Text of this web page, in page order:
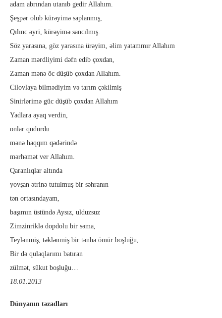
adam abrından utanıb gedir Allahım.
Şeşpər olub kürəyimə saplanmış,
Qılınc əyri, kürəyimə sancılmış.
Söz yarasına, göz yarasına ürəyim, əlim yatammır Allahım
Zaman mərdliyimi dəfn edib çoxdan,
Zaman mənə öc düşüb çoxdan Allahım.
Cilovlaya bilmədiyim və tarım çəkilmiş
Sinirlərimə güc düşüb çoxdan Allahım
Yadlara ayaq verdin,
onlar qudurdu
mənə haqqım qədərində
mərhəmət ver Allahım.
Qaranlıqlar altında
yovşan ətrinə tutulmuş bir səhranın
tən ortasındayam,
başımın üstündə Aysız, ulduzsuz
Zimzinriklə dopdolu bir səma,
Teylənmiş, təklənmiş bir tənha ömür boşluğu,
Bir də qulaqlarımı batıran
zülmət, sükut boşluğu…
18.01.2013
Dünyanın təzadları